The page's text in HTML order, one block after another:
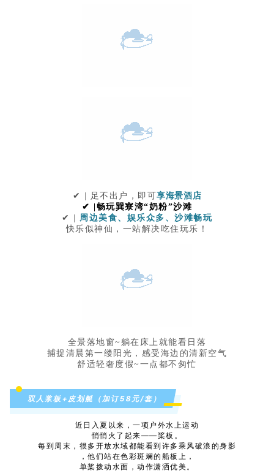
✔ | 足不出户，即可享海景酒店
✔ |畅玩巽寮湾“奶粉”沙滩
✔ | 周边美食、娱乐众多、沙滩畅玩
快乐似神仙，一站解决吃住玩乐！
全景落地窗~躺在床上就能看日落
捕捉清晨第一缕阳光，感受海边的清新空气
舒适轻奢度假~一点都不匆忙
双人浆板+皮划艇（加订58元/套）
近日入夏以来，一项户外水上运动
悄悄火了起来——桨板。
每到周末，很多开放水域都能看到许多乘风破浪的身影
，他们站在色彩斑斓的船板上，
单桨拨动水面，动作潇洒优美。